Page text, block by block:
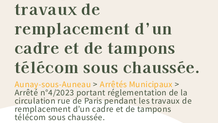
travaux de
remplacement d’un
cadre et de tampons
télécom sous chaussée.
Aunay-sous-Auneau >Arrêtés Municipaux >
Arrêté n°4/2023 portant réglementation de la
circulation rue de Paris pendant les travaux de
remplacement d’un cadre et de tampons
télécom sous chaussée.